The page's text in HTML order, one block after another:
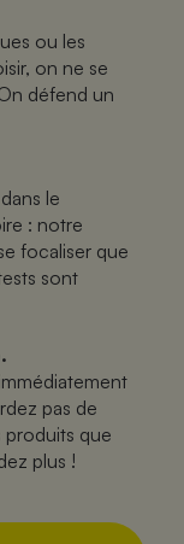
ou les
on ne se
défend un
le
: notre
focaliser que
sont
pas de
produits que
plus !